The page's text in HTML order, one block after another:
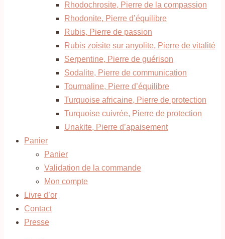
Rhodochrosite, Pierre de la compassion
Rhodonite, Pierre d’équilibre
Rubis, Pierre de passion
Rubis zoisite sur anyolite, Pierre de vitalité
Serpentine, Pierre de guérison
Sodalite, Pierre de communication
Tourmaline, Pierre d’équilibre
Turquoise africaine, Pierre de protection
Turquoise cuivrée, Pierre de protection
Unakite, Pierre d’apaisement
Panier
Panier
Validation de la commande
Mon compte
Livre d’or
Contact
Presse